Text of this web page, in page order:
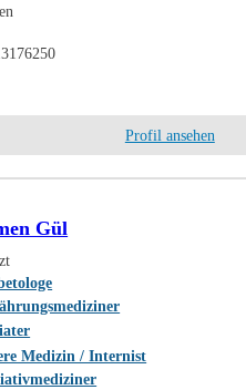
Profil ansehen
Gül
Medizin / Internist